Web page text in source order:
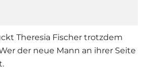
Theresia Fischer trotzdem
der neue Mann an ihrer Seite